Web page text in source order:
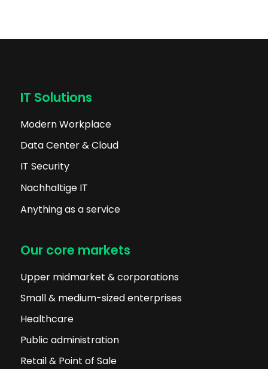
IT Solutions
Modern Workplace
Data Center & Cloud
IT Security
Nachhaltige IT
Anything as a service
Our core markets
Upper midmarket & corporations
Small & medium-sized enterprises
Healthcare
Public administration
Retail & Point of Sale